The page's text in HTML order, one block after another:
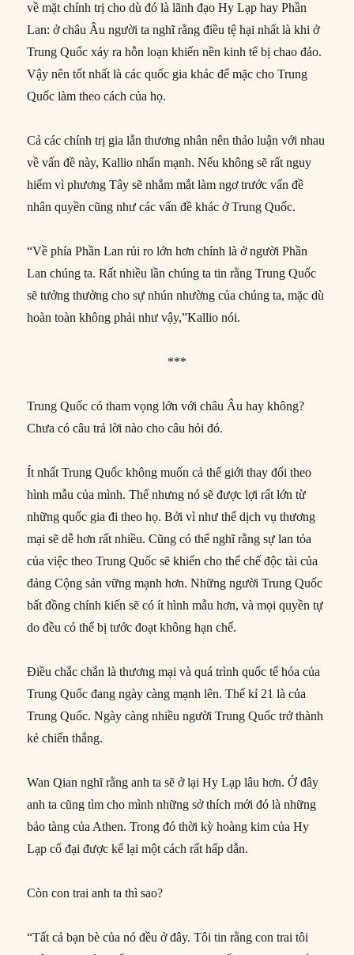
về mặt chính trị cho dù đó là lãnh đạo Hy Lạp hay Phần
Lan: ở châu Âu người ta nghĩ rằng điều tệ hại nhất là khi ở
Trung Quốc xảy ra hỗn loạn khiến nền kinh tế bị chao đảo.
Vậy nên tốt nhất là các quốc gia khác để mặc cho Trung
Quốc làm theo cách của họ.
Cả các chính trị gia lẫn thương nhân nên thảo luận với nhau
về vấn đề này, Kallio nhấn mạnh. Nếu không sẽ rất nguy
hiểm vì phương Tây sẽ nhắm mắt làm ngơ trước vấn đề
nhân quyền cũng như các vấn đề khác ở Trung Quốc.
“Về phía Phần Lan rủi ro lớn hơn chính là ở người Phần
Lan chúng ta. Rất nhiều lần chúng ta tin rằng Trung Quốc
sẽ tưởng thưởng cho sự nhún nhường của chúng ta, mặc dù
hoàn toàn không phải như vậy,”Kallio nói.
***
Trung Quốc có tham vọng lớn với châu Âu hay không?
Chưa có câu trả lời nào cho câu hỏi đó.
Ít nhất Trung Quốc không muốn cả thế giới thay đổi theo
hình mẫu của mình. Thế nhưng nó sẽ được lợi rất lớn từ
những quốc gia đi theo họ. Bởi vì như thế dịch vụ thương
mại sẽ dễ hơn rất nhiều. Cũng có thể nghĩ rằng sự lan tỏa
của việc theo Trung Quốc sẽ khiến cho thể chế độc tài của
đảng Cộng sản vững mạnh hơn. Những người Trung Quốc
bất đồng chính kiến sẽ có ít hình mẫu hơn, và mọi quyền tự
do đều có thể bị tước đoạt không hạn chế.
Điều chắc chắn là thương mại và quá trình quốc tế hóa của
Trung Quốc đang ngày càng mạnh lên. Thế kỉ 21 là của
Trung Quốc. Ngày càng nhiều người Trung Quốc trở thành
kẻ chiến thắng.
Wan Qian nghĩ rằng anh ta sẽ ở lại Hy Lạp lâu hơn. Ở đây
anh ta cũng tìm cho mình những sở thích mới đó là những
bảo tàng của Athen. Trong đó thời kỳ hoàng kim của Hy
Lạp cổ đại được kể lại một cách rất hấp dẫn.
Còn con trai anh ta thì sao?
“Tất cả bạn bè của nó đều ở đây. Tôi tin rằng con trai tôi